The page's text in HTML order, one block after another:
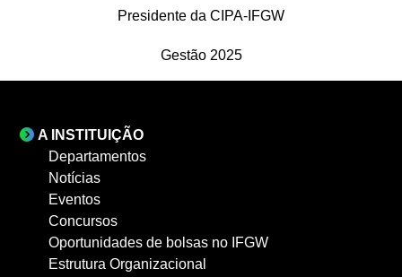
Presidente da CIPA-IFGW
Gestão 2025
A INSTITUIÇÃO
Departamentos
Notícias
Eventos
Concursos
Oportunidades de bolsas no IFGW
Estrutura Organizacional